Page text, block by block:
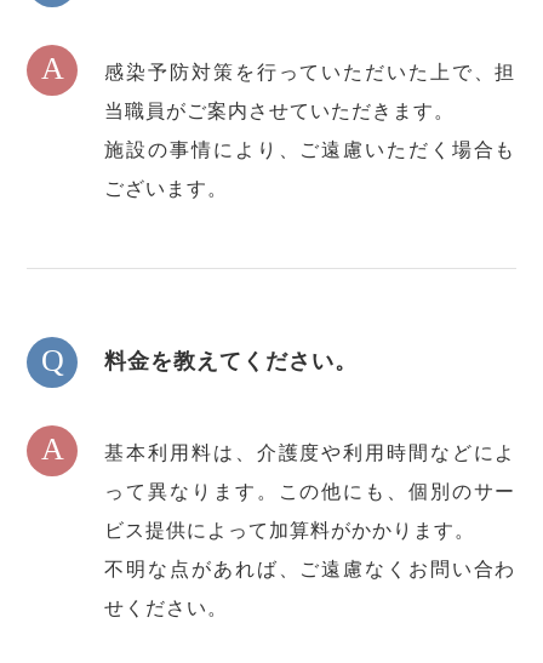
A
感染予防対策を行っていただいた上で、担
当職員がご案内させていただきます。
施設の事情により、ご遠慮いただく場合も
ございます。
Q 料金を教えてください。
A
基本利用料は、介護度や利用時間などによ
って異なります。この他にも、個別のサー
ビス提供によって加算料がかかります。
不明な点があれば、ご遠慮なくお問い合わ
せください。